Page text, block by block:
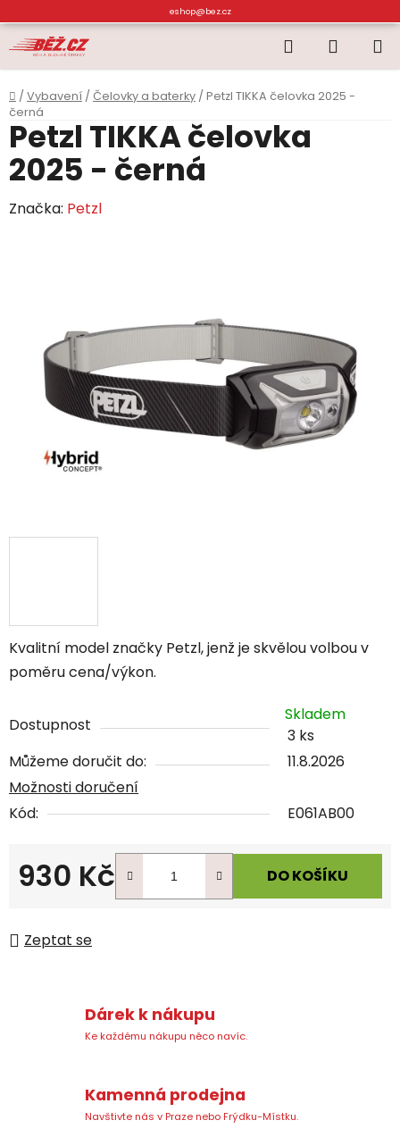
na
obsah
eshop@bez.cz
Hledat
KOŠÍK
Domů
/ Vybavení / Čelovky a baterky / Petzl TIKKA čelovka 2025 -
černá
Kvalitní model značky Petzl, jenž je skvělou volbou v
poměru cena/výkon.
Dostupnost
Skladem
3 ks
Můžeme doručit do:
11.8.2026
Možnosti doručení
Kód:
E061AB00
930 Kč DO KOŠÍKU
Zeptat se
Petzl TIKKA čelovka
2025 - černá
Značka: Petzl
Dárek k nákupu
Ke každému nákupu něco navíc.
Kamenná prodejna
Navštivte nás v Praze nebo Frýdku-Místku.